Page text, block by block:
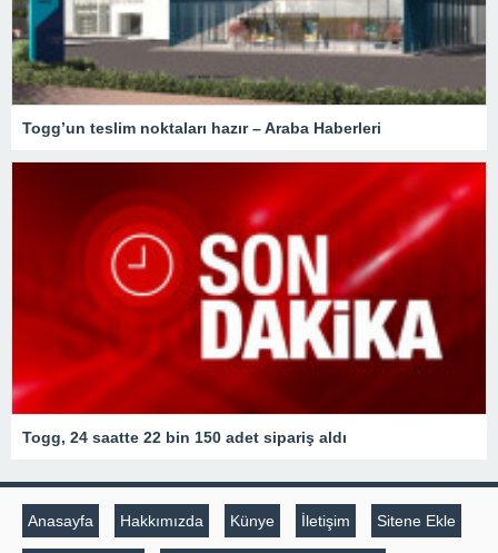
Togg’un teslim noktaları hazır – Araba Haberleri
Togg, 24 saatte 22 bin 150 adet sipariş aldı
Anasayfa Hakkımızda Künye İletişim Sitene Ekle